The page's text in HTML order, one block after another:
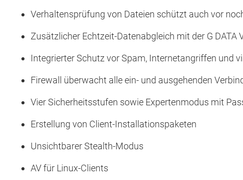
Verhaltensprüfung von Dateien schützt auch vor
Zusätzlicher Echtzeit-Datenabgleich mit der G
Integrierter Schutz vor Spam, Internetangriffen und
Firewall überwacht alle ein- und ausgehenden
Vier Sicherheitsstufen sowie Expertenmodus mit
Erstellung von Client-Installationspaketen
Unsichtbarer Stealth-Modus
AV für Linux-Clients